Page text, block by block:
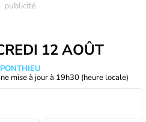
12 AOÛT
mise à jour à 19h30 (heure locale)